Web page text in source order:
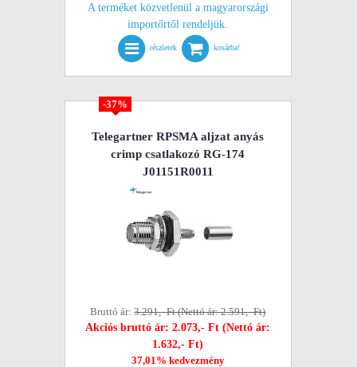
A terméket közvetlenül a magyarországi
importőrtől rendeljük.
részletek kosárba!
-37%
Telegartner RPSMA aljzat anyás
crimp csatlakozó RG-174
J01151R0011
Bruttó ár:3.291,- Ft (Nettó ár: 2.591,- Ft)
Akciós bruttó ár: 2.073,- Ft (Nettó ár:
1.632,- Ft)
37,01% kedvezmény